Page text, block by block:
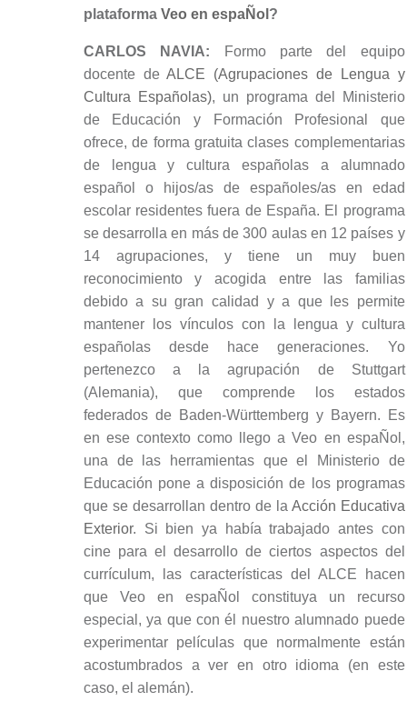
plataforma Veo en espaÑol ?
CARLOS NAVIA: Formo parte del equipo
docente deALCE (Agrupaciones de Lengua y
Cultura Españolas), un programa del Ministerio
de Educación y Formación Profesional que
ofrece, de forma gratuita clases complementarias
de lengua y cultura españolas a alumnado
español o hijos/as de españoles/as en edad
escolar residentes fuera de España. El programa
se desarrolla en más de 300 aulas en 12 países y
14 agrupaciones, y tiene un muy buen
reconocimiento y acogida entre las familias
debido a su gran calidad y a que les permite
mantener los vínculos con la lengua y cultura
españolas desde hace generaciones. Yo
pertenezco a la agrupación de Stuttgart
(Alemania), que comprende los estados
federados de Baden-Württemberg y Bayern. Es
en ese contexto como llego a Veo en espaÑol,
una de las herramientas que el Ministerio de
Educación pone a disposición de los programas
que se desarrollan dentro de la Acción Educativa
Exterior. Si bien ya había trabajado antes con
cine para el desarrollo de ciertos aspectos del
currículum, las características del ALCE hacen
que Veo en espaÑol constituya un recurso
especial, ya que con él nuestro alumnado puede
experimentar películas que normalmente están
acostumbrados a ver en otro idioma (en este
caso, el alemán).